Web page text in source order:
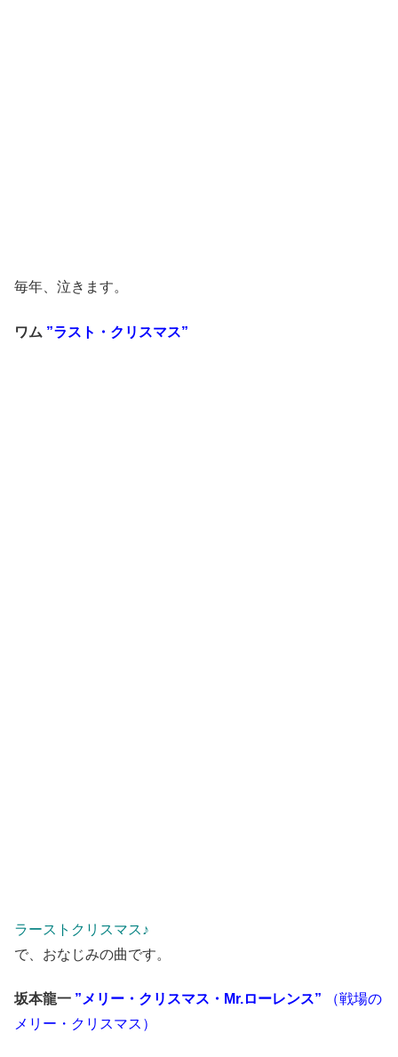
毎年、泣きます。
ワム ”ラスト・クリスマス”
ラーストクリスマス♪
で、おなじみの曲です。
坂本龍一 ”メリー・クリスマス・Mr.ローレンス”
（戦場の
メリー・クリスマス）